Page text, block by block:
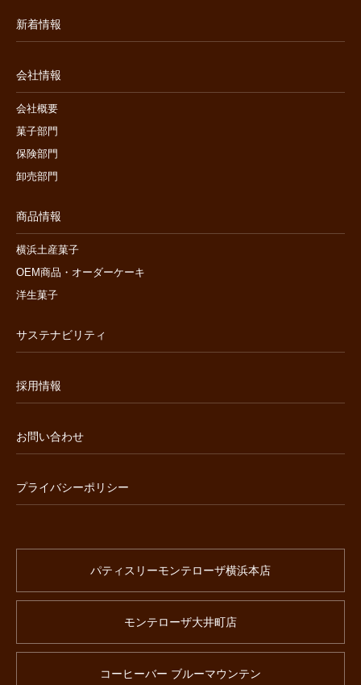
新着情報
会社情報
会社概要
菓子部門
保険部門
卸売部門
商品情報
横浜土産菓子
OEM商品・オーダーケーキ
洋生菓子
サステナビリティ
採用情報
お問い合わせ
プライバシーポリシー
パティスリーモンテローザ横浜本店
モンテローザ大井町店
コーヒーバー ブルーマウンテン